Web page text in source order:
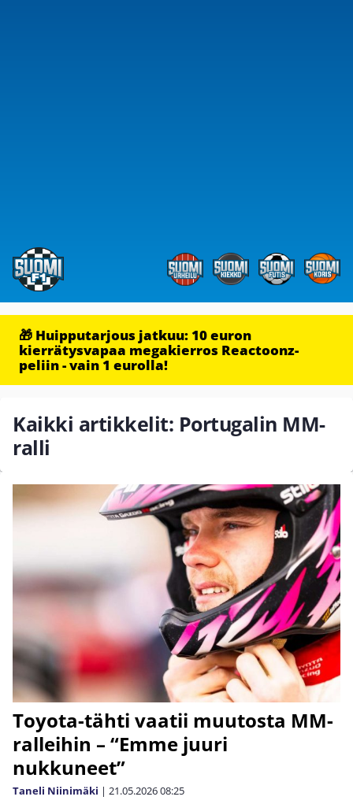
🎁 Huipputarjous jatkuu: 10 euron
kierrätysvapaa megakierros Reactoonz-
peliin - vain 1 eurolla!
Kaikki artikkelit: Portugalin MM-
ralli
Toyota-tähti vaatii muutosta MM-
ralleihin – “Emme juuri
nukkuneet”
Taneli Niinimäki | 21.05.202608:25